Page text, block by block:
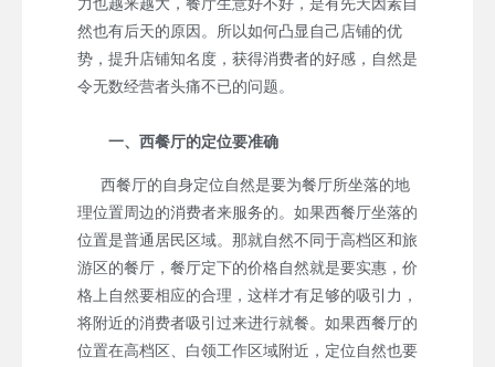
然也有后天的原因。所以如何凸显自己店铺的优
势，提升店铺知名度，获得消费者的好感，自然是
令无数经营者头痛不已的问题。
一、西餐厅的定位要准确
西餐厅的自身定位自然是要为餐厅所坐落的地
理位置周边的消费者来服务的。如果西餐厅坐落的
位置是普通居民区域。那就自然不同于高档区和旅
游区的餐厅，餐厅定下的价格自然就是要实惠，价
格上自然要相应的合理，这样才有足够的吸引力，
将附近的消费者吸引过来进行就餐。如果西餐厅的
位置在高档区、白领工作区域附近，定位自然也要